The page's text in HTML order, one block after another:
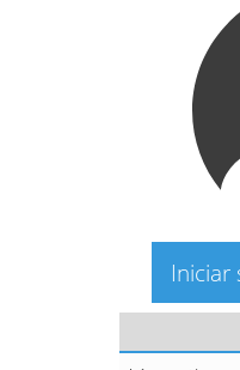
Iniciar